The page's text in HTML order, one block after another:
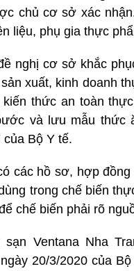
chủ cơ sở xác
liệu, phụ gia thực
nghị cơ sở khắc
xuất, kinh doanh
thức an toàn
và lưu mẫu thức
của Bộ Y tế.
các hồ sơ, hợp
trong chế biến
chế biến phải rõ
Ventana Nha
20/3/2020 của